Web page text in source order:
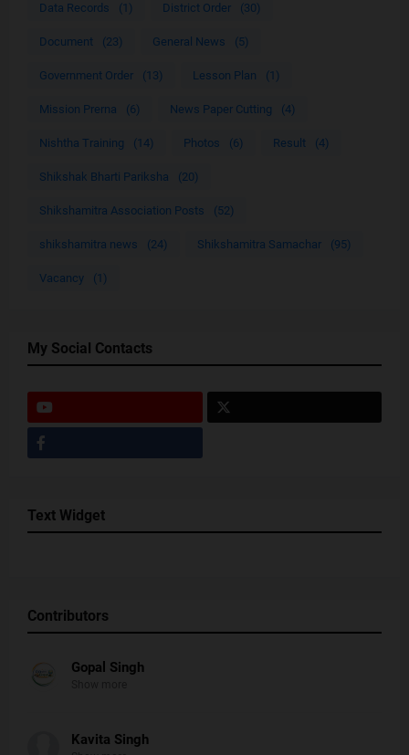
Data Records (1) District Order (30)
Document (23) General News (5)
Government Order (13) Lesson Plan (1)
Mission Prerna (6) News Paper Cutting (4)
Nishtha Training (14) Photos (6) Result (4)
Shikshak Bharti Pariksha (20)
Shikshamitra Association Posts (52)
shikshamitra news (24) Shikshamitra Samachar (95)
Vacancy (1)
My Social Contacts
Text Widget
Contributors
Gopal Singh
Kavita Singh